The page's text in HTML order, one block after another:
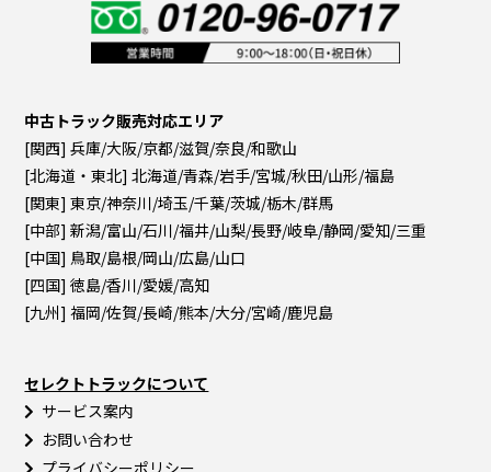
中古トラック販売対応エリア
[関西] 兵庫/大阪/京都/滋賀/奈良/和歌山
[北海道・東北] 北海道/青森/岩手/宮城/秋田/山形/福島
[関東] 東京/神奈川/埼玉/千葉/茨城/栃木/群馬
[中部] 新潟/富山/石川/福井/山梨/長野/岐阜/静岡/愛知/三重
[中国] 鳥取/島根/岡山/広島/山口
[四国] 徳島/香川/愛媛/高知
[九州] 福岡/佐賀/長崎/熊本/大分/宮崎/鹿児島
セレクトトラックについて
サービス案内
お問い合わせ
プライバシーポリシー